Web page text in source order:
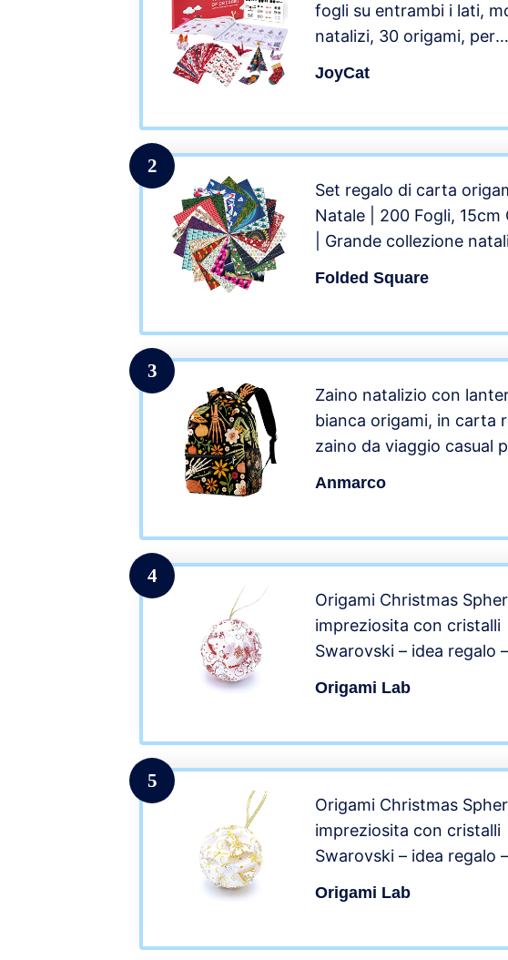
fogli su entrambi i lati,
natalizi, 30 origami, per
artigianato
JoyCat
2
Set regalo di carta
Natale | 200 Fogli, 15cm
| Grande collezione
Folded Square
3
Zaino natalizio con
bianca origami, in carta
zaino da viaggio casual
Anmarco
4
Origami Christmas
impreziosita con cristalli
Swarovski – idea regalo
l’albero – Fatto a mano
Origami Lab
5
Origami Christmas
impreziosita con cristalli
Swarovski – idea regalo
l’albero – Fatto a mano
Origami Lab